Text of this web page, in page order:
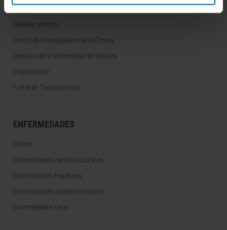
CONOZCA EL CIMA
Quiénes somos
Centro de Investigacion de la Clínica
Campus de la Universidad de Navarra
Organización
Portal de Transparencia
ENFERMEDADES
Cáncer
Enfermedades cardiovasculares
Enfermedades hepáticas
Enfermedades sistema nervioso
Enfermedades raras